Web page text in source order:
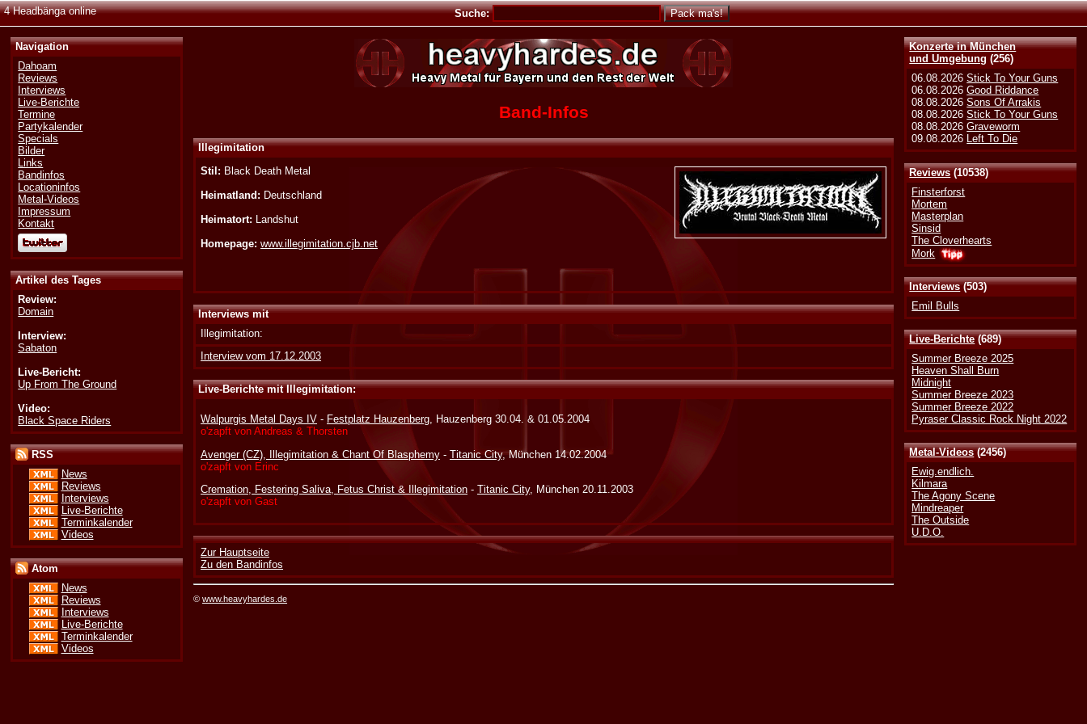
4 Headbänga online Suche:
Konzerte in München
und Umgebung (256)
06.08.2026Stick To Your Guns
06.08.2026Good Riddance
08.08.2026Sons Of Arrakis
08.08.2026Stick To Your Guns
08.08.2026Graveworm
09.08.2026 Left To Die
Reviews(10538)
Finsterforst
Mortem
Masterplan
Sinsid
The Cloverhearts
Mork
Interviews(503)
Emil Bulls
Live-Berichte(689)
Summer Breeze 2025
Heaven Shall Burn
Midnight
Summer Breeze 2023
Summer Breeze 2022
Pyraser Classic Rock Night 2022
Metal-Videos(2456)
Ewig.endlich.
Kilmara
The Agony Scene
Mindreaper
The Outside
U.D.O.
Navigation
Dahoam
Reviews
Interviews
Live-Berichte
Termine
Partykalender
Specials
Bilder
Links
Bandinfos
Locationinfos
Metal-Videos
Impressum
Kontakt
Artikel des Tages
Review:
Domain
Interview:
Sabaton
Live-Bericht:
Up From The Ground
Video:
Black Space Riders
RSS
News
Reviews
Interviews
Live-Berichte
Terminkalender
Videos
Atom
News
Reviews
Interviews
Live-Berichte
Terminkalender
Videos
Band-Infos
Illegimitation
Stil: Black Death Metal
Heimatland: Deutschland
Heimatort: Landshut
Homepage: www.illegimitation.cjb.net
Interviews mit
Illegimitation:
Interview vom 17.12.2003
Live-Berichte mit Illegimitation:
Walpurgis Metal Days IV - Festplatz Hauzenberg, Hauzenberg 30.04. & 01.05.2004
o'zapft von Andreas & Thorsten
Avenger (CZ), Illegimitation & Chant Of Blasphemy -Titanic City, München 14.02.2004
o'zapft von Erinc
Cremation, Festering Saliva, Fetus Christ & Illegimitation -Titanic City, München 20.11.2003
o'zapft von Gast
Zur Hauptseite
Zu den Bandinfos
©www.heavyhardes.de